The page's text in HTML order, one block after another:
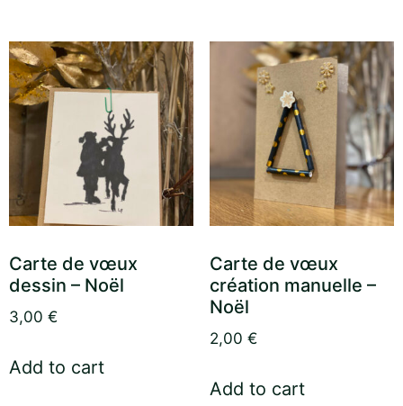
Carte de vœux
dessin – Noël
3,00 €
Add to cart
Carte de vœux
création manuelle –
Noël
2,00 €
Add to cart